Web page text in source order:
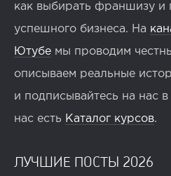
как выбирать франшизу и
успешного бизнеса. На
Ютубе мы проводим
описываем реальные
и подписывайтесь на нас
нас есть Каталог курсов.
ЛУЧШИЕ ПОСТЫ 2026